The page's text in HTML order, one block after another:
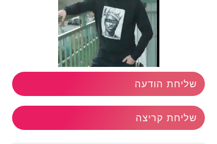
שליחת הודעה
שליחת קריצה